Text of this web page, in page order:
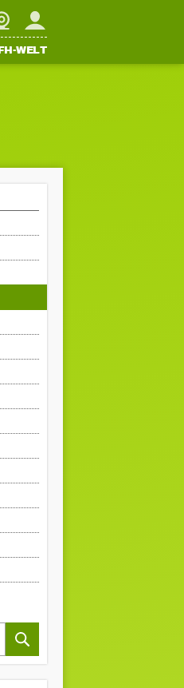
Mein FFH
WELT